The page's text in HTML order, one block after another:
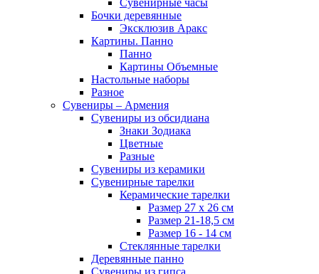
Сувенирные часы
Бочки деревянные
Эксклюзив Аракс
Картины. Панно
Панно
Картины Объемные
Настольные наборы
Разное
Сувениры – Армения
Сувениры из обсидиана
Знаки Зодиака
Цветные
Разные
Сувениры из керамики
Сувенирные тарелки
Керамические тарелки
Размер 27 х 26 см
Размер 21-18,5 см
Размер 16 - 14 см
Стеклянные тарелки
Деревянные панно
Сувениры из гипса